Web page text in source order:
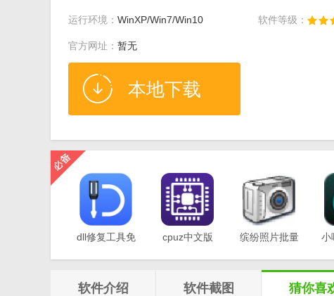
运行环境： WinXP/Win7/Win10 软件等级：
官方网址： 暂无
本地下载
dll修复工具免
cpuz中文版
缤纷照片批量
小
软件介绍 软件截图 猜你喜